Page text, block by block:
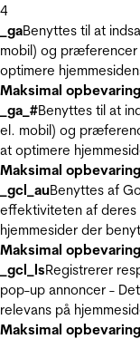
4
_gaBenyttes til at
mobil) og præferencer
optimere
Maksimal
_ga_#Benyttes til at
el. mobil) og
at optimere
Maksimal
_gcl_auBenyttes af
effektiviteten af deres
hjemmesider der
Maksimal
_gcl_lsRegistrerer
pop-up annoncer -
relevans på
Maksimal